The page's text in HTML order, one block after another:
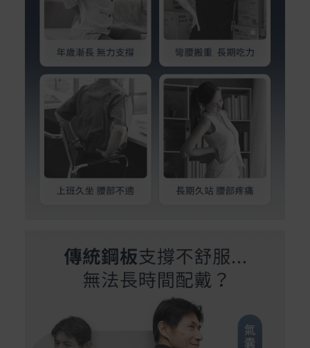
您可以於「我的訂單」內查詢訂單出貨狀態 (路徑：我的帳
號 > 我的訂單)。
實際的到貨時間依配合的物流商做安排，在無特殊狀況下
可在出貨後的兩個工作天內送達。
預購商品依商品頁面上的出貨時間安排，且有可能因實際
生產狀況有延後情況發生。
保固與售後服務
Acer旗下品牌商品保固期限與說明請參考此連結：http
s://www.acer.com/tw-zh/support/warranty/product-wa
rranties
服務信箱聯繫客服。
信用卡一次付清：支援Visa、Master Card及JCB卡
別